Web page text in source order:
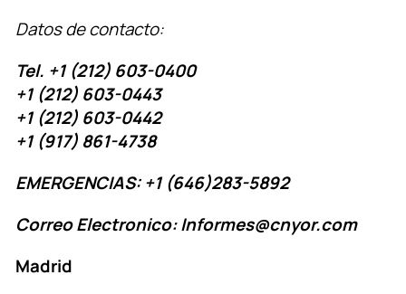
Datos de contacto:
Tel. +1 (212) 603-0400
+1 (212) 603-0443
+1 (212) 603-0442
+1 (917) 861-4738
EMERGENCIAS: +1 (646)283-5892
Correo Electronico: Informes@cnyor.com
Madrid